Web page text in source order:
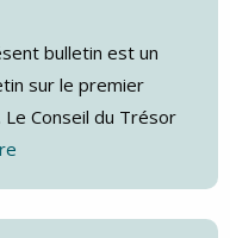
bulletin est un
sur le premier
Conseil du Trésor